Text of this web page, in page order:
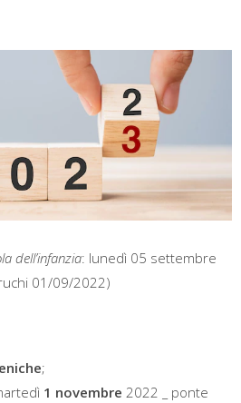
dell’infanzia: lunedì 05 settembre
01/09/2022)
;
1 novembre 2022 _ ponte